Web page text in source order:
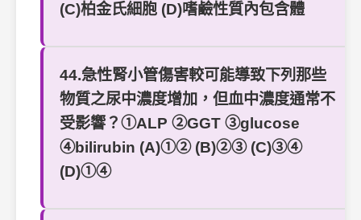
(C)柏金氏細胞 (D)嗜鹼性質內包含體
44.急性腎小管傷害較可能導致下列那些
物質之尿中濃度增加，但血中濃度通常不
受影響？①ALP ②GGT ③glucose
④bilirubin (A)①② (B)②③ (C)③④
(D)①④